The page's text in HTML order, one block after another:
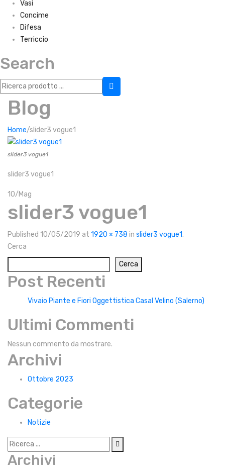
Vasi
Concime
Difesa
Terriccio
Search
Blog
Home/slider3 vogue1
slider3 vogue1
slider3 vogue1
10/Mag
slider3 vogue1
Published 10/05/2019 at 1920 × 738 in slider3 vogue1.
Cerca
Cerca
Post Recenti
Vivaio Piante e Fiori Oggettistica Casal Velino (Salerno)
Ultimi Commenti
Nessun commento da mostrare.
Archivi
Ottobre 2023
Categorie
Notizie
Archivi